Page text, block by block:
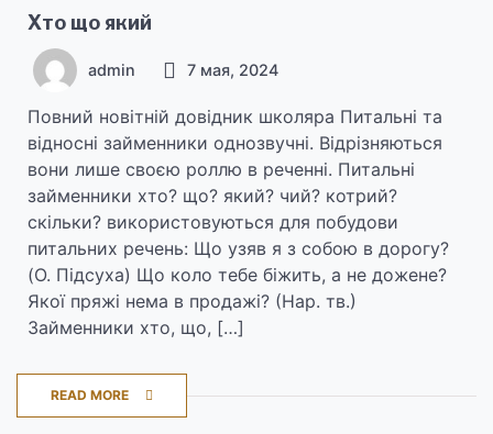
Хто що який
admin 7 мая, 2024
Повний новітній довідник школяра Питальні та
відносні займенники однозвучні. Відрізняються
вони лише своєю роллю в реченні. Питальні
займенники хто? що? який? чий? котрий?
скільки? використовуються для побудови
питальних речень: Що узяв я з собою в дорогу?
(О. Підсуха) Що коло тебе біжить, а не дожене?
Якої пряжі нема в продажі? (Нар. тв.)
Займенники хто, що, […]
READ MORE